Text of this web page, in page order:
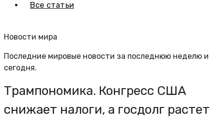
Все статьи
Новости мира
Последние мировые новости за последнюю неделю и
сегодня.
Трампономика. Конгресс США
снижает налоги, а госдолг растет